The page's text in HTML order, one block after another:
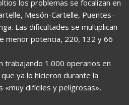
los problemas se focalizan en
Mesón-Cartelle, Puentes-
Las dificultades se multiplican
menor potencia, 220, 132 y 66
trabajando 1.000 operarios en
ya lo hicieron durante la
«muy difíciles y peligrosas»,